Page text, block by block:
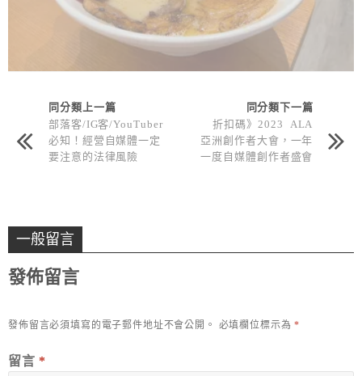
同分類上一篇
部落客/IG客/YouTuber
必知！經營自媒體一定
要注意的法律風險
同分類下一篇
折扣碼》2023 ALA
亞洲創作者大會，一年
一度自媒體創作者盛會
一般留言
發佈留言
發佈留言必須填寫的電子郵件地址不會公開。 必填欄位標示為*
留言 *